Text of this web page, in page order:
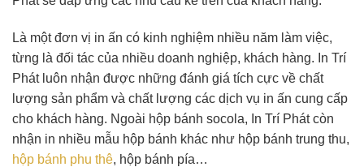
Là một đơn vị in ấn có kinh nghiệm nhiều năm làm việc,
từng là đối tác của nhiều doanh nghiệp, khách hàng. In Trí
Phát luôn nhận được những đánh giá tích cực về chất
lượng sản phẩm và chất lượng các dịch vụ in ấn cung cấp
cho khách hàng. Ngoài hộp bánh socola, In Trí Phát còn
nhận in nhiều mẫu hộp bánh khác như hộp bánh trung thu,
hộp bánh phu thê, hộp bánh pía…